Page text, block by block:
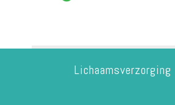
Lichaamsverzorging